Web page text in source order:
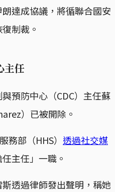
達成協議，將循聯合國安
制裁。
主任
與預防中心（CDC）主任蘇
）已被開除。
務部（HHS） 透過社交媒
主任」一職。
斯透過律師發出聲明，稱她